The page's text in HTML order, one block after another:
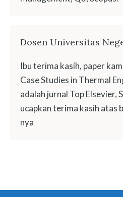
Dosen Universitas
Ibu terima kasih, paper
Case Studies in Thermal
adalah jurnal Top Elsevier,
ucapkan terima kasih atas
nya